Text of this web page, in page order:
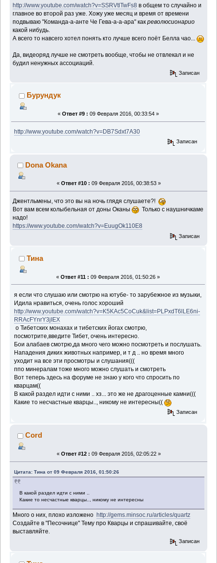
http://www.youtube.com/watch?v=SSRVtlTwFs8 в общем то случайно и
главное во второй раз уже. Хожу уже месяц и время от времени
подвываю "Команда-а-анте Че Гева-а-а-ара" какреволюсионарио
какой нибудь.
А всего то навсего хотел понять кто лучше всего поёт Белла чао...
Да, видеоряд лучше не смотреть вообще, чтобы не отвлекал и не
будил ненужных ассоциаций.
Записан
Бурундук
« Ответ #9 : 09 Февраля 2016, 00:33:54 »
http://www.youtube.com/watch?v=DB7Sdxt7A30
Записан
Dona Okana
« Ответ #10 : 09 Февраля 2016, 00:38:53 »
Джентльмены, что это вы на ночь глядя слушаете?!
Вот вам всем колыбельная от доны Оканы
Только с наушничкаме
надо!
https://www.youtube.com/watch?v=EuugOk110E8
Записан
Тина
« Ответ #11 : 09 Февраля 2016, 01:50:26 »
я если что слушаю или смотрю на ютубе- то зарубежное из музыки,
Идила нравиться, очень голос хороший
http://www.youtube.com/watch?v=K5KAc5CoCuk&list=PLPxdT6lLE6ni-
RRAcFYnrY3jIEX
о Тибетских монахах и тибетских йогах смотрю,
посмотрите,введите Тибет, очень интересно.
Бои алабаев смотрю,да много чего можно посмотреть и послушать.
Нападения диких животных например, и т д .. но время много
уходит на все эти просмотры и слушания(((
ппо минералам тоже много можно слушать и смотреть
Вот теперь здесь на форуме не знаю у кого что спросить по
кварцам((
В какой раздел идти с ними .. хз... это же не драгоценные камни(((
Какие то несчастные кварцы.., никому не интересны((
Записан
Cord
« Ответ #12 : 09 Февраля 2016, 02:05:22 »
Цитата: Тина от 09 Февраля 2016, 01:50:26
В какой раздел идти с ними ..
Какие то несчастные кварцы.., никому не интересны
Много о них, плохо изложено http://gems.minsoc.ru/articles/quartz
Создайте в "Песочнице" Тему про Кварцы и спрашивайте, своё
выставляйте.
Записан